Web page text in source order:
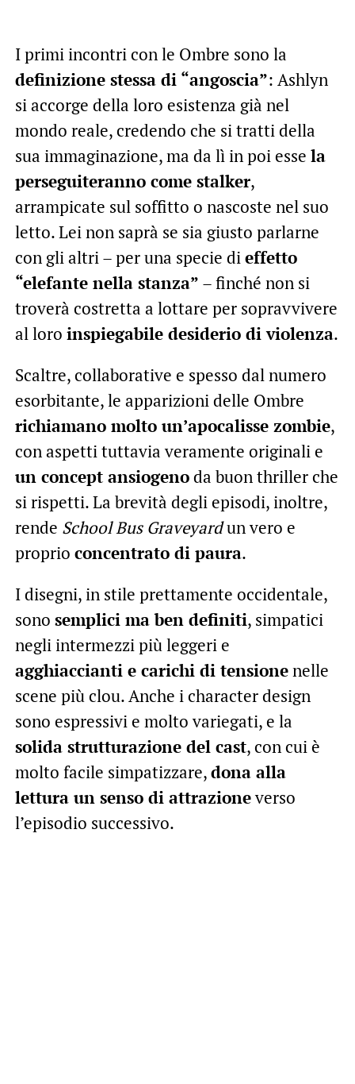
I primi incontri con le Ombre sono la
definizione stessa di “angoscia”: Ashlyn
si accorge della loro esistenza già nel
mondo reale, credendo che si tratti della
sua immaginazione, ma da lì in poi esse la
perseguiteranno come stalker,
arrampicate sul soffitto o nascoste nel suo
letto. Lei non saprà se sia giusto parlarne
con gli altri – per una specie dieffetto
“elefante nella stanza” – finché non si
troverà costretta a lottare per sopravvivere
al loro inspiegabile desiderio di violenza.
Scaltre, collaborative e spesso dal numero
esorbitante, le apparizioni delle Ombre
richiamano molto un’apocalisse zombie,
con aspetti tuttavia veramente originali e
un concept ansiogenoda buon thriller che
si rispetti. La brevità degli episodi, inoltre,
rende School Bus Graveyardun vero e
proprio concentrato di paura.
I disegni, in stile prettamente occidentale,
sono semplici ma ben definiti, simpatici
negli intermezzi più leggeri e
agghiaccianti e carichi di tensionenelle
scene più clou. Anche i character design
sono espressivi e molto variegati, e la
solida strutturazione del cast, con cui è
molto facile simpatizzare,dona alla
lettura un senso di attrazioneverso
l’episodio successivo.